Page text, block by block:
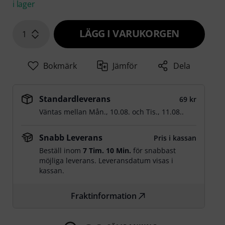
i lager
1 LÄGG I VARUKORGEN
Bokmärk Jämför Dela
Standardleverans
69 kr
Väntas mellan Mån., 10.08. ochTis., 11.08..
Snabb Leverans
Pris i kassan
Beställ inom7 Tim. 10 Min. för snabbast
möjliga leverans. Leveransdatum visas i
kassan.
Fraktinformation